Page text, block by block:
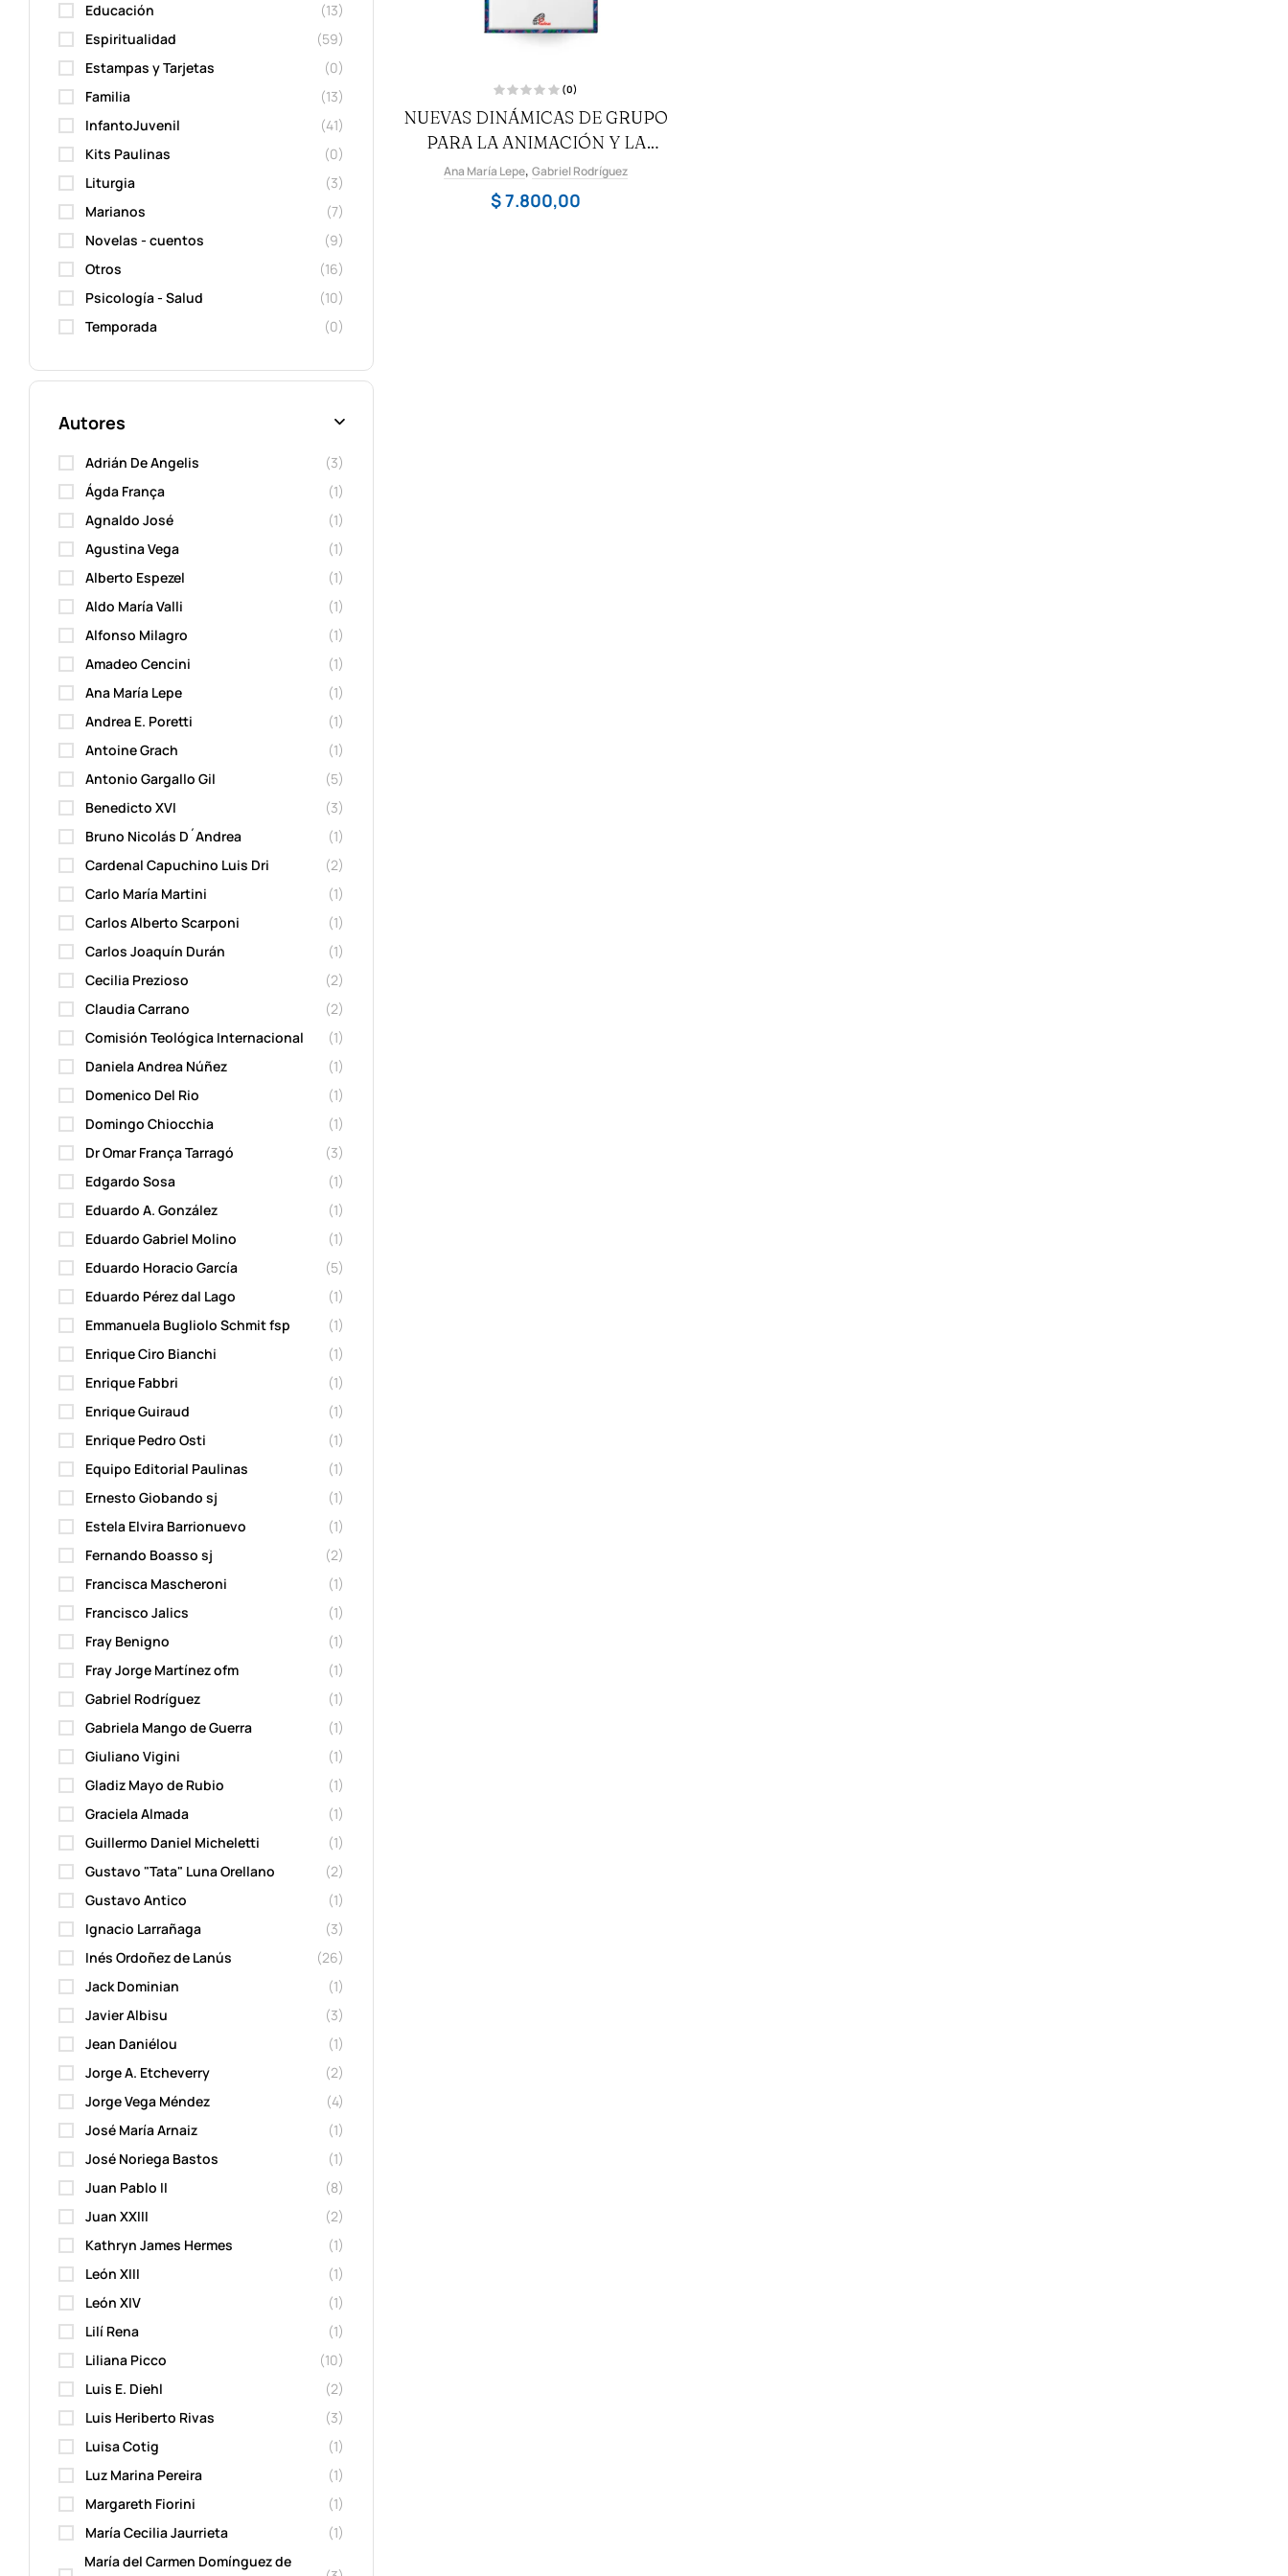
a
l
o
r
d
o
o
n
(0)
NUEVAS DINÁMICAS DE GRUPO
PARA LA ANIMACIÓN Y LA
PARTICIPACIÓN
Ana María Lepe, Gabriel Rodríguez
$7.800,00
Educación
(13)
Espiritualidad
(59)
Estampas y Tarjetas
(0)
Familia
(13)
InfantoJuvenil
(41)
Kits Paulinas
(0)
Liturgia
(3)
Marianos
(7)
Novelas - cuentos
(9)
Otros
(16)
Psicología - Salud
(10)
Temporada
(0)
Autores
Adrián De Angelis
(3)
Ágda França
(1)
Agnaldo José
(1)
Agustina Vega
(1)
Alberto Espezel
(1)
Aldo María Valli
(1)
Alfonso Milagro
(1)
Amadeo Cencini
(1)
Ana María Lepe
(1)
Andrea E. Poretti
(1)
Antoine Grach
(1)
Antonio Gargallo Gil
(5)
Benedicto XVI
(3)
Bruno Nicolás D´Andrea
(1)
Cardenal Capuchino Luis Dri
(2)
Carlo María Martini
(1)
Carlos Alberto Scarponi
(1)
Carlos Joaquín Durán
(1)
Cecilia Prezioso
(2)
Claudia Carrano
(2)
Comisión Teológica Internacional
(1)
Daniela Andrea Núñez
(1)
Domenico Del Rio
(1)
Domingo Chiocchia
(1)
Dr Omar França Tarragó
(3)
Edgardo Sosa
(1)
Eduardo A. González
(1)
Eduardo Gabriel Molino
(1)
Eduardo Horacio García
(5)
Eduardo Pérez dal Lago
(1)
Emmanuela Bugliolo Schmit fsp
(1)
Enrique Ciro Bianchi
(1)
Enrique Fabbri
(1)
Enrique Guiraud
(1)
Enrique Pedro Osti
(1)
Equipo Editorial Paulinas
(1)
Ernesto Giobando sj
(1)
Estela Elvira Barrionuevo
(1)
Fernando Boasso sj
(2)
Francisca Mascheroni
(1)
Francisco Jalics
(1)
Fray Benigno
(1)
Fray Jorge Martínez ofm
(1)
Gabriel Rodríguez
(1)
Gabriela Mango de Guerra
(1)
Giuliano Vigini
(1)
Gladiz Mayo de Rubio
(1)
Graciela Almada
(1)
Guillermo Daniel Micheletti
(1)
Gustavo "Tata" Luna Orellano
(2)
Gustavo Antico
(1)
Ignacio Larrañaga
(3)
Inés Ordoñez de Lanús
(26)
Jack Dominian
(1)
Javier Albisu
(3)
Jean Daniélou
(1)
Jorge A. Etcheverry
(2)
Jorge Vega Méndez
(4)
José María Arnaiz
(1)
José Noriega Bastos
(1)
Juan Pablo II
(8)
Juan XXIII
(2)
Kathryn James Hermes
(1)
León XIII
(1)
León XIV
(1)
Lilí Rena
(1)
Liliana Picco
(10)
Luis E. Diehl
(2)
Luis Heriberto Rivas
(3)
Luisa Cotig
(1)
Luz Marina Pereira
(1)
Margareth Fiorini
(1)
María Cecilia Jaurrieta
(1)
María del Carmen Domínguez de